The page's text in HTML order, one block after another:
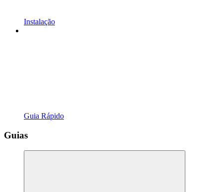
Instalação
Guia Rápido
Guias